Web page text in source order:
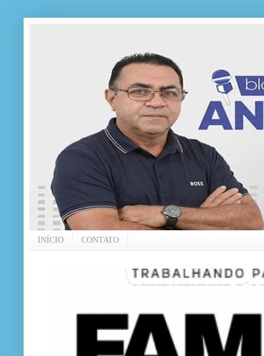
INÍCIO CONTATO